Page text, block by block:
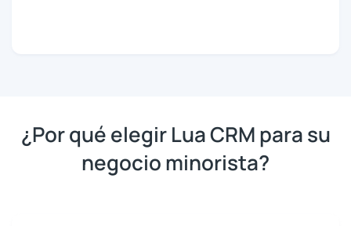
¿Por qué elegir Lua CRM para su
negocio minorista?